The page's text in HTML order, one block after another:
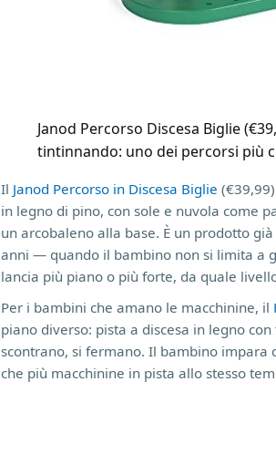
Janod Percorso Discesa Biglie
tintinnando: uno dei percorsi più
Il Janod Percorso in Discesa Biglie
in legno di pino, con sole e nuvola come
un arcobaleno alla base. È un prodotto
anni — quando il bambino non si limita a
lancia più piano o più forte, da quale
Per i bambini che amano le macchinine, il
piano diverso: pista a discesa in legno
scontrano, si fermano. Il bambino impara
che più macchinine in pista allo stesso